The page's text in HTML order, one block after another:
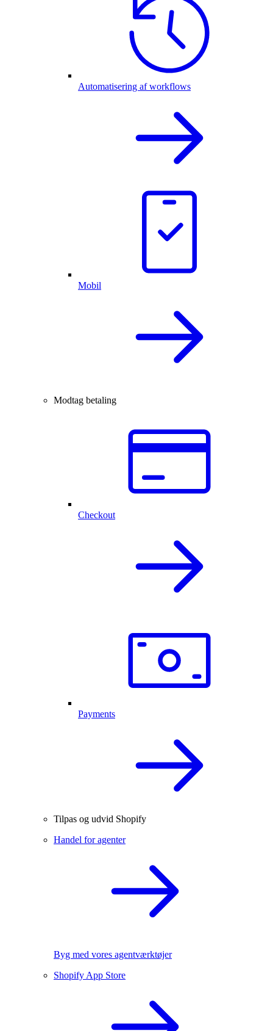
Automatisering af workflows
Mobil
Modtag betaling
Checkout
Payments
Tilpas og udvid Shopify
Handel for agenter
Byg med vores agentværktøjer
Shopify App Store